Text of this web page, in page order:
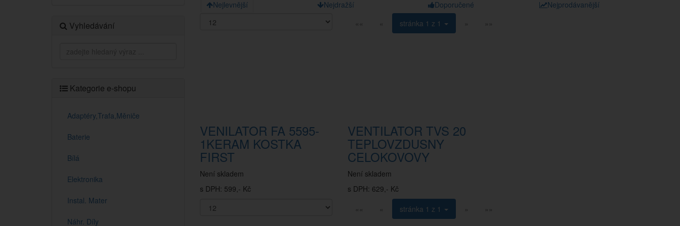
Vyhledávání
Kategorie e-shopu
Adaptéry,Trafa,Měniče
Baterie
Bílá
Elektronika
Instal. Mater
Náhr. Díly
Nejlevnější Nejdražší Doporučené
Nejprodávanější
««
« stránka 1 z 1 » »»
VENILATOR FA 5595-
1KERAM KOSTKA
FIRST
Není skladem
s DPH: 599,- Kč
VENTILATOR TVS 20
TEPLOVZDUSNY
CELOKOVOVY
Není skladem
s DPH: 629,- Kč
««
« stránka 1 z 1 » »»